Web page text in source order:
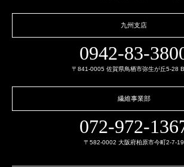
九州支店
0942-83-
〒841-0005 佐賀県鳥栖市弥生が丘5-28
繊維事業部
072-972-
〒582-0002 大阪府柏原市今町2-7-19